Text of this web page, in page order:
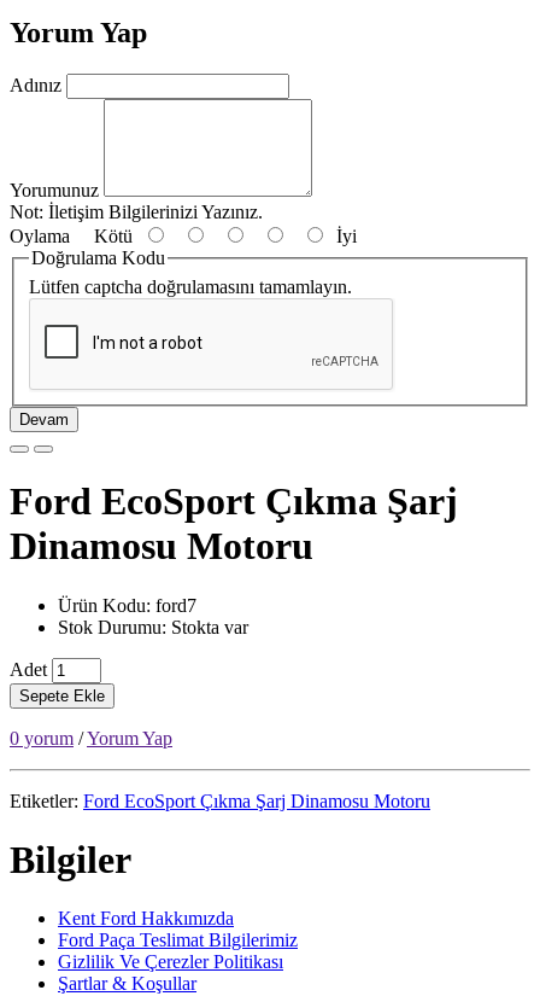
Yorum Yap
Adınız
Yorumunuz
Not: İletişim Bilgilerinizi Yazınız.
Oylama Kötü
İyi
Doğrulama Kodu
Lütfen captcha doğrulamasını tamamlayın.
Devam
Ford EcoSport Çıkma Şarj
Dinamosu Motoru
Ürün Kodu: ford7
Stok Durumu: Stokta var
Adet
Sepete Ekle
0 yorum /Yorum Yap
Etiketler: Ford EcoSport Çıkma Şarj Dinamosu Motoru
Bilgiler
Kent Ford Hakkımızda
Ford Paça Teslimat Bilgilerimiz
Gizlilik Ve Çerezler Politikası
Şartlar & Koşullar